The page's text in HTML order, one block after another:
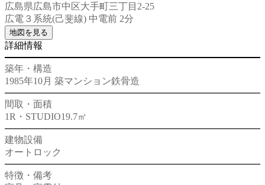
広島県広島市中区大手町三丁目2-25
広電３系統(己斐線) 中電前 2分
地図を見る
詳細情報
築年・構造
1985年10月 築マンション鉄骨造
間取・面積
1R・STUDIO19.7㎡
建物設備
オートロック
特徴・備考